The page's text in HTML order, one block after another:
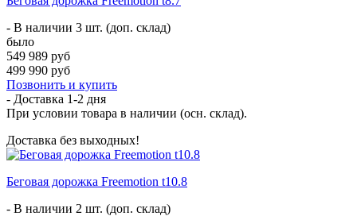
- В наличии 3 шт. (доп. склад)
было
549 989 руб
499 990 руб
Позвонить и купить
- Доставка 1-2 дня
При условии товара в наличии (осн. склад).
Доставка без выходных!
Беговая дорожка Freemotion t10.8
- В наличии 2 шт. (доп. склад)